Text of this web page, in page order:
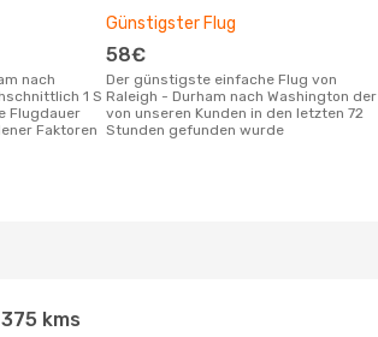
1 S
Flugdauer
Faktoren
Günstigster Flug
58€
Der günstigste einfache Flug von
Raleigh - Durham nach Washington der
von unseren Kunden in den letzten 72
Stunden gefunden wurde
375 kms